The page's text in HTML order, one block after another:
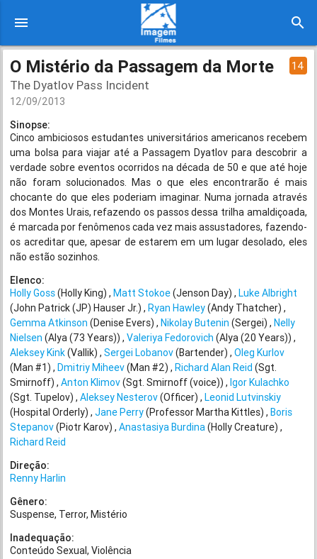
menu search
O Mistério da Passagem da Morte 14
The Dyatlov Pass Incident
12/09/2013
Sinopse:
Cinco ambiciosos estudantes universitários americanos recebem
uma bolsa para viajar até a Passagem Dyatlov para descobrir a
verdade sobre eventos ocorridos na década de 50 e que até hoje
não foram solucionados. Mas o que eles encontrarão é mais
chocante do que eles poderiam imaginar. Numa jornada através
dos Montes Urais, refazendo os passos dessa trilha amaldiçoada,
é marcada por fenômenos cada vez mais assustadores, fazendo-
os acreditar que, apesar de estarem em um lugar desolado, eles
não estão sozinhos.
Elenco:
Holly Goss(Holly King) Matt Stokoe(Jenson Day) Luke Albright
(John Patrick (JP) Hauser Jr.) Ryan Hawley(Andy Thatcher)
Gemma Atkinson (Denise Evers) Nikolay Butenin (Sergei) Nelly
Nielsen (Alya (73 Years)) Valeriya Fedorovich (Alya (20 Years))
Aleksey Kink(Vallik) Sergei Lobanov(Bartender) Oleg Kurlov
(Man #1) Dmitriy Miheev(Man #2) Richard Alan Reid (Sgt.
Smirnoff) Anton Klimov(Sgt. Smirnoff (voice)) Igor Kulachko
(Sgt. Tupelov) Aleksey Nesterov(Officer) Leonid Lutvinskiy
(Hospital Orderly) Jane Perry(Professor Martha Kittles) Boris
Stepanov(Piotr Karov) Anastasiya Burdina (Holly Creature)
Richard Reid
Direção:
Renny Harlin
Gênero:
Suspense Terror Mistério
Inadequação:
Conteúdo Sexual Violência